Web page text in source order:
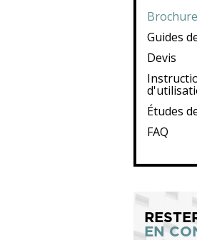
Guides
Devis
Études
FAQ
EN